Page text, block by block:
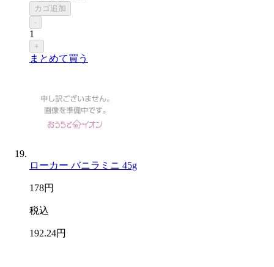
カゴ追加
-
1
+
まとめて買う
ローカー バニラミニ 45g
178円
税込
192.24円